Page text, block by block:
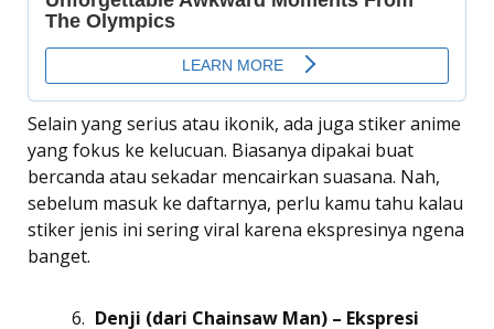
Selain yang serius atau ikonik, ada juga stiker anime
yang fokus ke kelucuan. Biasanya dipakai buat
bercanda atau sekadar mencairkan suasana. Nah,
sebelum masuk ke daftarnya, perlu kamu tahu kalau
stiker jenis ini sering viral karena ekspresinya ngena
banget.
Denji (dari Chainsaw Man) – Ekspresi